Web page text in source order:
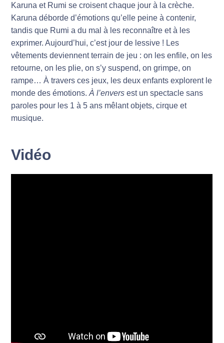
Karuna et Rumi se croisent chaque jour à la crèche.
Karuna déborde d’émotions qu’elle peine à contenir,
tandis que Rumi a du mal à les reconnaître et à les
exprimer. Aujourd’hui, c’est jour de lessive ! Les
vêtements deviennent terrain de jeu : on les enfile, on les
retourne, on les plie, on s’y suspend, on grimpe, on
rampe… À travers ces jeux, les deux enfants explorent le
monde des émotions.À l’envers est un spectacle sans
paroles pour les 1 à 5 ans mêlant objets, cirque et
musique.
Vidéo